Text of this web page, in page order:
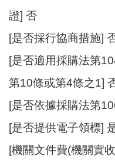
證] 否
[是否採行協商措施]
[是否適用採購法第
第10條或第4條之1]
[是否依據採購法第
[是否提供電子領標]
[機關文件費(機關實